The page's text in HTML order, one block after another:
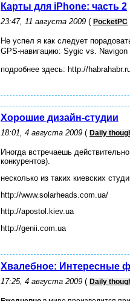
Карты для iPhone: часть 2
23:47, 11 августа 2009 ( PocketPC
Не успел я как следует
GPS-навигацию: Sygic vs. Navigon
подробнее здесь: http://
Хорошие дизайн-студии
18:01, 4 августа 2009 ( Daily
Иногда встречаешь
конкурентов).
несколько из таких киевских
http://www.solarheads.com.ua/
http://apostol.kiev.ua
http://genii.com.ua
Хвалебное: Интересные
17:25, 4 августа 2009 ( Daily